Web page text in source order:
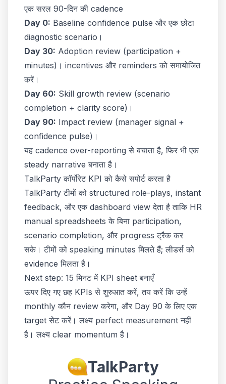
एक सरल 90-दिन की cadence
Day 0: Baseline confidence pulse और एक छोटा
diagnostic scenario।
Day 30: Adoption review (participation +
minutes)। incentives और reminders को समायोजित
करें।
Day 60: Skill growth review (scenario
completion + clarity score)।
Day 90: Impact review (manager signal +
confidence pulse)।
यह cadence over-reporting से बचाता है, फिर भी एक
steady narrative बनाता है।
TalkParty कॉर्पोरेट KPI को कैसे सपोर्ट करता है
TalkParty टीमों को structured role-plays, instant
feedback, और एक dashboard view देता है ताकि HR
manual spreadsheets के बिना participation,
scenario completion, और progress ट्रैक कर
सके। टीमों को speaking minutes मिलते हैं; लीडर्स को
evidence मिलता है।
Next step: 15 मिनट में KPI sheet बनाएँ
ऊपर दिए गए छह KPIs से शुरुआत करें, तय करें कि उन्हें
monthly कौन review करेगा, और Day 90 के लिए एक
target सेट करें। लक्ष्य perfect measurement नहीं
है। लक्ष्य clear momentum है।
TalkParty